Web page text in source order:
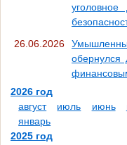
26.06.2026
обернулся
2026 год
август
июль июнь
январь
2025 год